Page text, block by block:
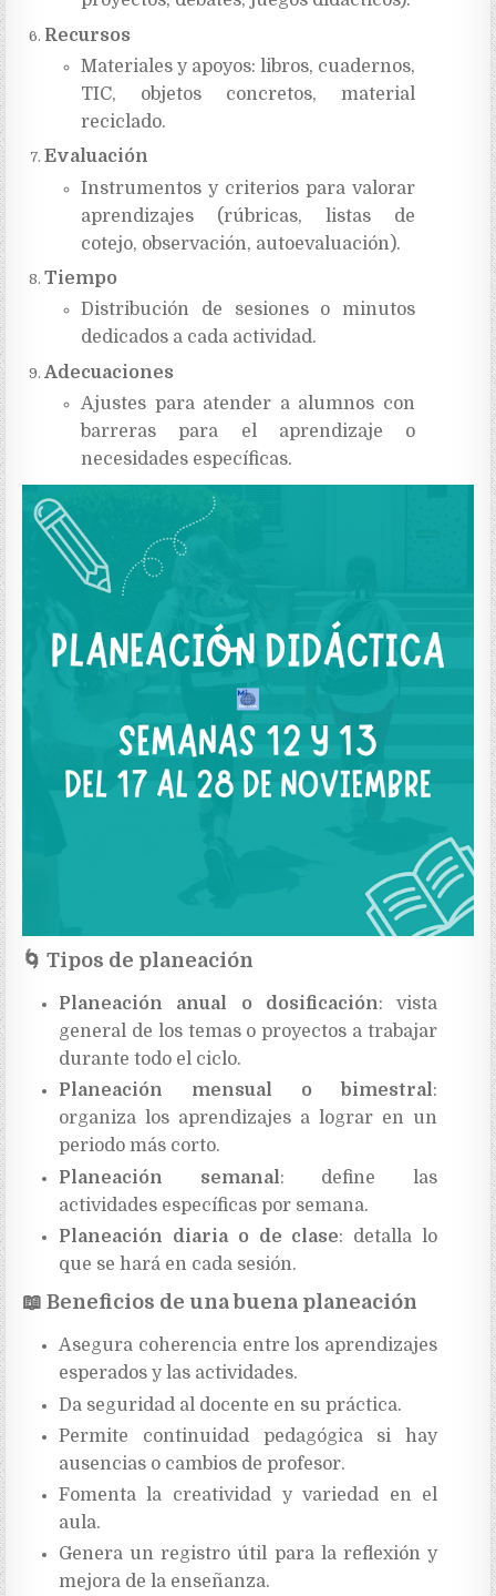
Recursos
Materiales y apoyos: libros, cuadernos,
TIC, objetos concretos, material
reciclado.
Evaluación
Instrumentos y criterios para valorar
aprendizajes (rúbricas, listas de
cotejo, observación, autoevaluación).
Tiempo
Distribución de sesiones o minutos
dedicados a cada actividad.
Adecuaciones
Ajustes para atender a alumnos con
barreras para el aprendizaje o
necesidades específicas.
🌀 Tipos de planeación
Planeación anual o dosificación: vista
general de los temas o proyectos a trabajar
durante todo el ciclo.
Planeación mensual o bimestral:
organiza los aprendizajes a lograr en un
periodo más corto.
Planeación semanal: define las
actividades específicas por semana.
Planeación diaria o de clase: detalla lo
que se hará en cada sesión.
📖 Beneficios de una buena planeación
Asegura coherencia entre los aprendizajes
esperados y las actividades.
Da seguridad al docente en su práctica.
Permite continuidad pedagógica si hay
ausencias o cambios de profesor.
Fomenta la creatividad y variedad en el
aula.
Genera un registro útil para la reflexión y
mejora de la enseñanza.